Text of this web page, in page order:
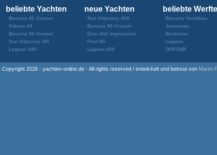
beliebte Yachten
Bavaria 46 Cruiser
Salona 44
Bavaria 50 Cruiser
Sun Odyssey 39i
Lagoon 440
neue Yachten
Sun Odyssey 409
Bavaria 50 Cruiser
Elan 444 Impression
First 45
Lagoon 450
beliebte
Bavaria Yachtbau
Jeanneau
Beneteau
Lagoon
DUFOUR
Copyright 2026 - yachten-online.de - All rights reserved / entwickelt und betreut von Martin